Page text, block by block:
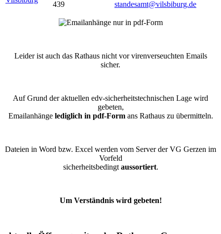
439
standesamt@vilsbiburg.de
Leider ist auch das Rathaus nicht vor virenverseuchten Emails
sicher.
Auf Grund der aktuellen edv-sicherheitstechnischen Lage wird
gebeten,
Emailanhänge lediglich in pdf-Formans Rathaus zu übermitteln.
Dateien in Word bzw. Excel werden vom Server der VG Gerzen im
Vorfeld
sicherheitsbedingt aussortiert.
Um Verständnis wird gebeten!